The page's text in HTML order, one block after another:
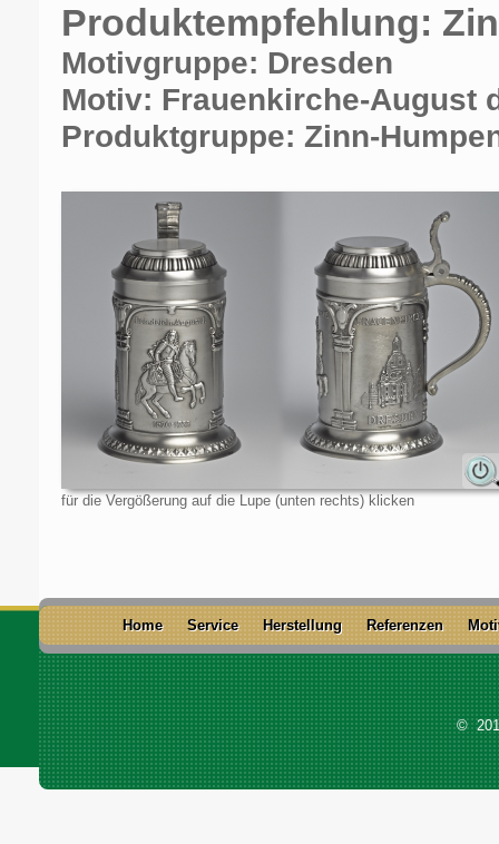
Produktempfehlung:
Motivgruppe: Dresden
Motiv: Frauenkirche-August
Produktgruppe: Zinn-
für die Vergößerung auf die Lupe (unten rechts) klicken
Home Service Herstellung Referenzen
©